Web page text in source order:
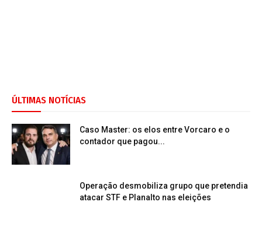
ÚLTIMAS NOTÍCIAS
Caso Master: os elos entre Vorcaro e o
contador que pagou...
Operação desmobiliza grupo que pretendia
atacar STF e Planalto nas eleições